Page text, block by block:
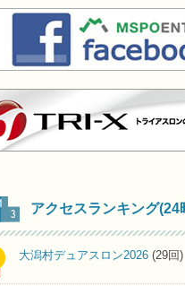
アクセスランキング(24
大潟村デュアスロン2026 (29回)